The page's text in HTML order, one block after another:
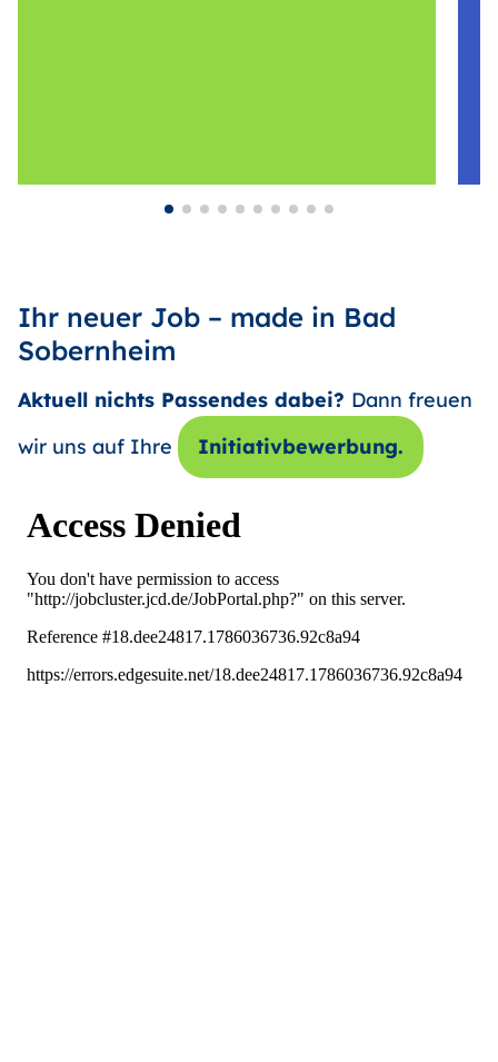
Ihr neuer Job – made in Bad
Sobernheim
Aktuell nichts Passendes dabei? Dann freuen
wir uns auf Ihre
Initiativbewerbung.